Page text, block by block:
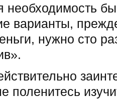
необходимость
варианты,
нужно сто
поленитесь